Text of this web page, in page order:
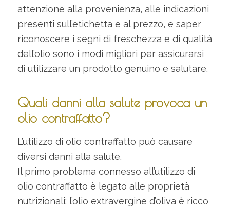
attenzione alla provenienza, alle indicazioni
presenti sull’etichetta e al prezzo, e saper
riconoscere i segni di freschezza e di qualità
dell’olio sono i modi migliori per assicurarsi
di utilizzare un prodotto genuino e salutare.
Quali danni alla salute provoca un
olio contraffatto?
L’utilizzo di olio contraffatto può causare
diversi danni alla salute.
Il primo problema connesso all’utilizzo di
olio contraffatto è legato alle proprietà
nutrizionali: l’olio extravergine d’oliva è ricco